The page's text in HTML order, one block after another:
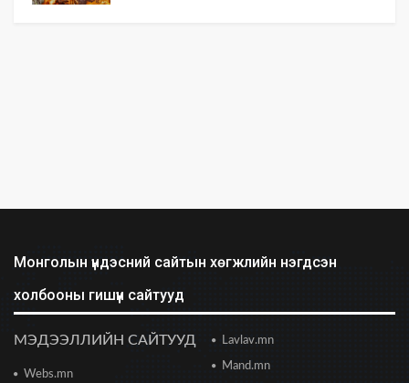
2028 оны сонгуульд Т.Баярхүү хүч үзэхээ мэдэгдэв
2026/06/23 18:47
Монголын үндэсний сайтын хөгжлийн нэгдсэн
холбооны гишүүн сайтууд
МЭДЭЭЛЛИЙН САЙТУУД
Webs.mn
Lavlav.mn
Mand.mn